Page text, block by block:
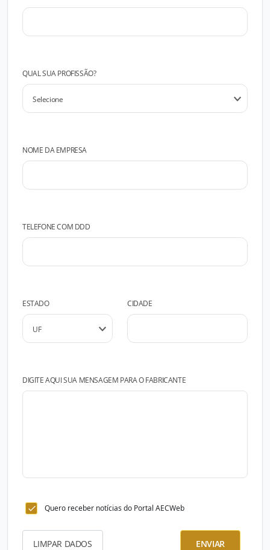
QUAL SUA PROFISSÃO?
NOME DA EMPRESA
TELEFONE COM DDD
ESTADO CIDADE
DIGITE AQUI SUA MENSAGEM PARA O FABRICANTE
Quero receber notícias do Portal AECWeb
LIMPAR DADOS ENVIAR